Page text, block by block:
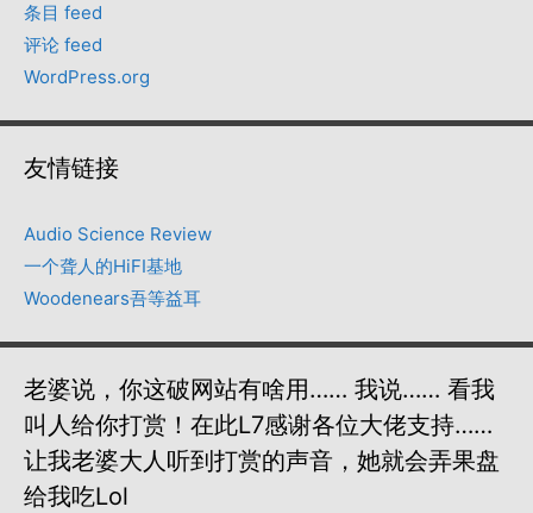
条目 feed
评论 feed
WordPress.org
友情链接
Audio Science Review
一个聋人的HiFI基地
Woodenears吾等益耳
老婆说，你这破网站有啥用…… 我说…… 看我
叫人给你打赏！在此L7感谢各位大佬支持……
让我老婆大人听到打赏的声音，她就会弄果盘
给我吃lol